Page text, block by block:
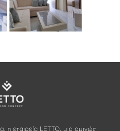
η εταιρεία LETTO, μια αμιγώς